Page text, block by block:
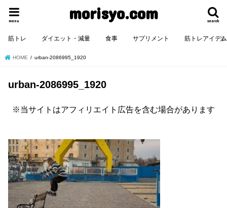
morisyo.com search
menu
筋トレ ダイエット・減量 食事 サプリメント 筋トレアイテム
HOME urban-2086995_1920
urban-2086995_1920
※当サイトはアフィリエイト広告を含む場合があります